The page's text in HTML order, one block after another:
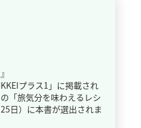
プラス1」に掲載され
「旅気分を味わえるレシ
日）に本書が選出されま